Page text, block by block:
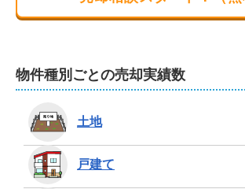
す。駅までのご送迎も可能。遠方にお
迅速かつ丁寧な対応をお約束いたしま
関するご相談なら、些細なことでもご遠
弊社へご連絡ください。
ています。地域に根ざした営業担当
心してご相談いただける存在を目指
物件種別ごとの売却実績数
土地
戸建て